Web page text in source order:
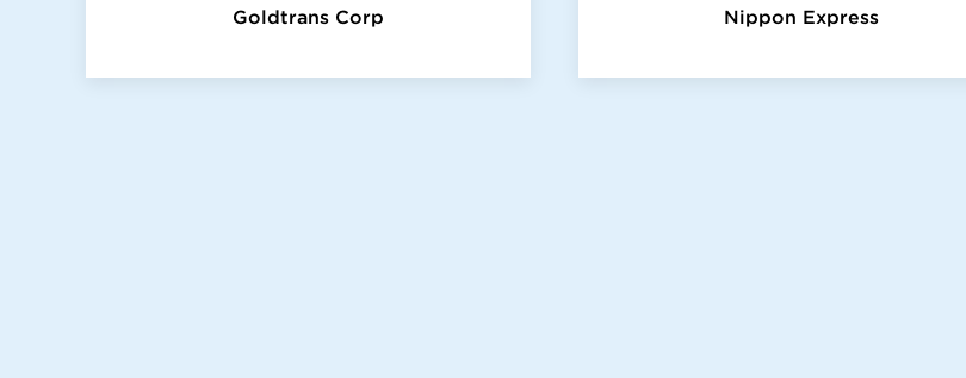
Goldtrans Corp Nippon Express